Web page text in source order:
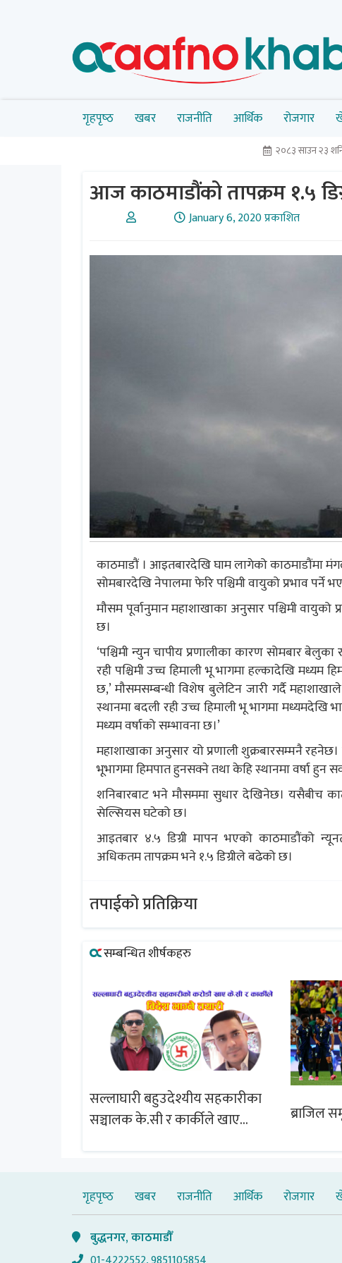
गृहपृष्‍ठ खबर राजनीति आर्थिक रोजगार
२०८३ साउन २३
आज काठमाडौंको तापक्रम १.५
January 6, 2020 प्रकाशित
काठमाडौं । आइतबारदेखि घाम लागेको काठमाडौंमा
सोमबारदेखि नेपालमा फेरि पश्चिमी वायुको प्रभाव
मौसम पूर्वानुमान महाशाखाका अनुसार पश्चिमी वायुको
छ।
‘पश्चिमी न्युन चापीय प्रणालीका कारण सोमबार
रही पश्चिमी उच्च हिमाली भू भागमा हल्कादेखि मध्यम
छ,’ मौसमसम्बन्धी विशेष बुलेटिन जारी गर्दै
स्थानमा बदली रही उच्च हिमाली भू भागमा मध्यमदेखि
मध्यम वर्षाको सम्भावना छ।’
महाशाखाका अनुसार यो प्रणाली शुक्रबारसम्मनै रहनेछ।
भूभागमा हिमपात हुनसक्ने तथा केहि स्थानमा वर्षा
शनिबारबाट भने मौसममा सुधार देखिनेछ। यसैबीच
सेल्सियस घटेको छ।
आइतबार ४.५ डिग्री मापन भएको काठमाडौंको
अधिकतम तापक्रम भने १.५ डिग्रीले बढेको छ।
तपाईको प्रतिक्रिया
सम्बन्धित शीर्षकहरु
सल्लाघारी बहुउदेश्यीय सहकारीका
सञ्चालक के.सी र कार्कीले खाए
ब्राजिल
गृहपृष्‍ठ खबर राजनीति आर्थिक रोजगार
बुद्धनगर, काठमाडौँ